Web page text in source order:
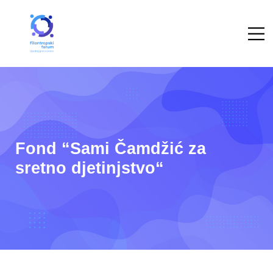
Fond “Sami Čamdžić za
sretno djetinjstvo“